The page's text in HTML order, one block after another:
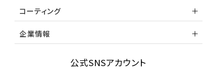
コーティング
企業情報
公式SNSアカウント